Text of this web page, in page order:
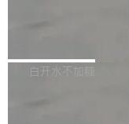
个主 agent 循环，外加
库，并将作为
白开水不加糖